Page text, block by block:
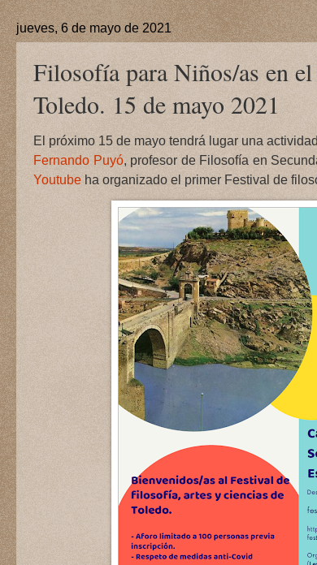
jueves, 6 de mayo de 2021
Filosofía para Niños/as en
Toledo. 15 de mayo 2021
El próximo 15 de mayo tendrá lugar una
Fernando Puyó, profesor de Filosofía en
Youtube ha organizado el primer Festival de